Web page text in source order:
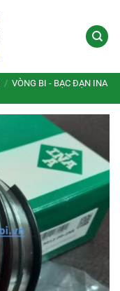
/ VÒNG BI - BẠC ĐẠN INA